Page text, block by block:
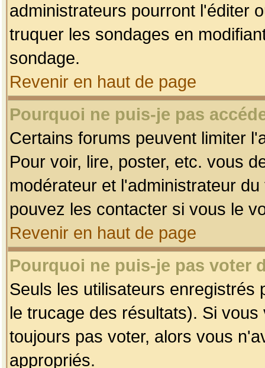
administrateurs pourront l'éditer
truquer les sondages en
sondage.
Revenir en haut de page
Pourquoi ne puis-je pas
Certains forums peuvent limiter
Pour voir, lire, poster, etc. vous
modérateur et l'administrateur
pouvez les contacter si vous le
Revenir en haut de page
Pourquoi ne puis-je pas voter
Seuls les utilisateurs enregistrés
le trucage des résultats). Si
toujours pas voter, alors vous
appropriés.